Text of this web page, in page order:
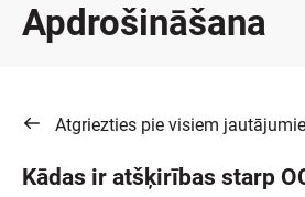
Apdrošināšana
Atgriezties pie visiem
Kādas ir atšķirības starp